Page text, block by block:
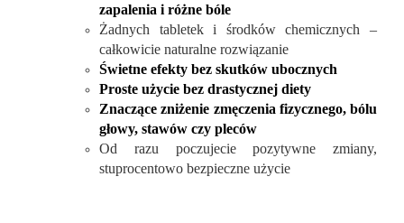
zapalenia i różne bóle
Żadnych tabletek i środków chemicznych –
całkowicie naturalne rozwiązanie
Świetne efekty bez skutków ubocznych
Proste użycie bez drastycznej diety
Znaczące zniżenie zmęczenia fizycznego, bólu
głowy, stawów czy pleców
Od razu poczujecie pozytywne zmiany,
stuprocentowo bezpieczne użycie